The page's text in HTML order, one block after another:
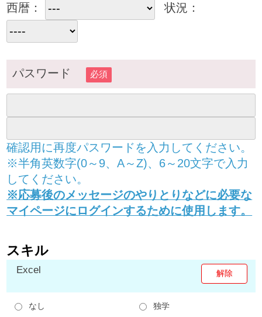
西暦： 状況：
パスワード 必須
確認用に再度パスワードを入力してください。
※半角英数字(0～9、A～Z)、6～20文字で入力
してください。
※応募後のメッセージのやりとりなどに必要な
マイページにログインするために使用します。
スキル
Excel
なし
独学